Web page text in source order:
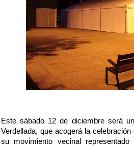
Este sábado 12 de diciembre será
Verdellada, que acogerá la
su movimiento vecinal